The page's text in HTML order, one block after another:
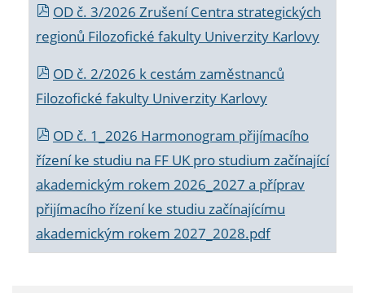
OD č. 3/2026 Zrušení Centra strategických
regionů Filozofické fakulty Univerzity Karlovy
OD č. 2/2026 k cestám zaměstnanců
Filozofické fakulty Univerzity Karlovy
OD č. 1_2026 Harmonogram přijímacího
řízení ke studiu na FF UK pro studium začínající
akademickým rokem 2026_2027 a příprav
přijímacího řízení ke studiu začínajícímu
akademickým rokem 2027_2028.pdf